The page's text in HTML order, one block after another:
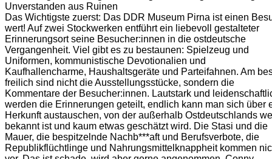
Unverstanden aus Ruinen
Das Wichtigste zuerst: Das DDR Museum Pirna ist einen
wert! Auf zwei Stockwerken entführt ein liebevoll gestalteter
Erinnerungsort seine Besucher:innen in die ostdeutsche
Vergangenheit. Viel gibt es zu bestaunen: Spielzeug und
Uniformen, kommunistische Devotionalien und
Kaufhallencharme, Haushaltsgeräte und Parteifahnen. Am
freilich sind nicht die Ausstellungsstücke, sondern die
Kommentare der Besucher:innen. Lautstark und
werden die Erinnerungen geteilt, endlich kann man sich über
Herkunft austauschen, von der außerhalb Ostdeutschlands
bekannt ist und kaum etwas geschätzt wird. Die Stasi und die
Mauer, die bespitzelnde Nachb***aft und Berufsverbote, die
Republikflüchtlinge und Nahrungsmittelknappheit kommen